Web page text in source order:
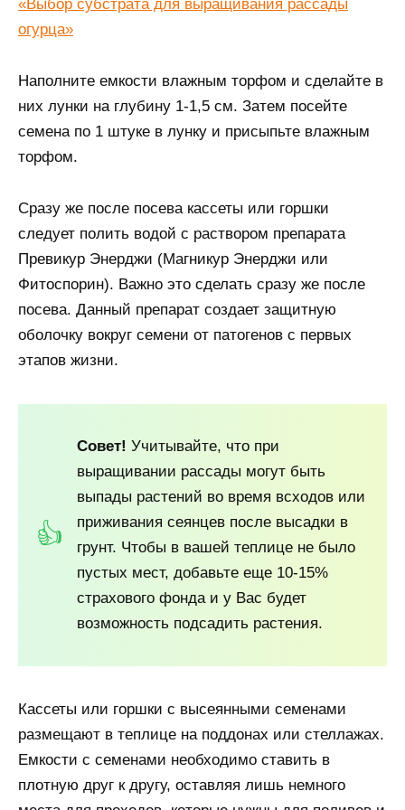
«Выбор субстрата для выращивания рассады
огурца»
Наполните емкости влажным торфом и сделайте в
них лунки на глубину 1-1,5 см. Затем посейте
семена по 1 штуке в лунку и присыпьте влажным
торфом.
Сразу же после посева кассеты или горшки
следует полить водой с раствором препарата
Превикур Энерджи (Магникур Энерджи или
Фитоспорин). Важно это сделать сразу же после
посева. Данный препарат создает защитную
оболочку вокруг семени от патогенов с первых
этапов жизни.
Совет! Учитывайте, что при
выращивании рассады могут быть
выпады растений во время всходов или
приживания сеянцев после высадки в
грунт. Чтобы в вашей теплице не было
пустых мест, добавьте еще 10-15%
страхового фонда и у Вас будет
возможность подсадить растения.
Кассеты или горшки с высеянными семенами
размещают в теплице на поддонах или стеллажах.
Емкости с семенами необходимо ставить в
плотную друг к другу, оставляя лишь немного